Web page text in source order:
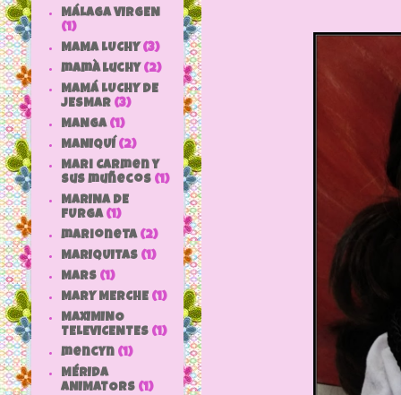
MÁLAGA VIRGEN
(1)
MAMA LUCHY (3)
mamà luchy (2)
MAMÁ LUCHY DE
JESMAR (3)
MANGA (1)
MANIQUÍ (2)
Mari Carmen y
sus muñecos (1)
MARINA DE
FURGA (1)
marioneta (2)
MARIQUITAS (1)
MARS (1)
MARY MERCHE (1)
MAXIMINO
TELEVICENTES (1)
mencyn (1)
MÉRIDA
ANIMATORS (1)